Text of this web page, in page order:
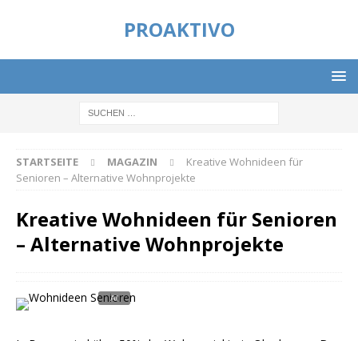
PROAKTIVO
STARTSEITE MAGAZIN
Kreative Wohnideen für
Senioren – Alternative Wohnprojekte
Kreative Wohnideen für Senioren
– Alternative Wohnprojekte